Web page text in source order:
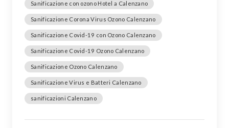
Sanificazione con ozono Hotel a Calenzano
Sanificazione Corona Virus Ozono Calenzano
Sanificazione Covid-19 con Ozono Calenzano
Sanificazione Covid-19 Ozono Calenzano
Sanificazione Ozono Calenzano
Sanificazione Virus e Batteri Calenzano
sanificazioni Calenzano